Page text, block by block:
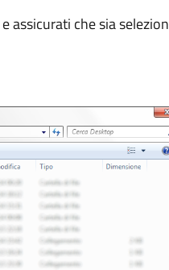
e assicurati che sia